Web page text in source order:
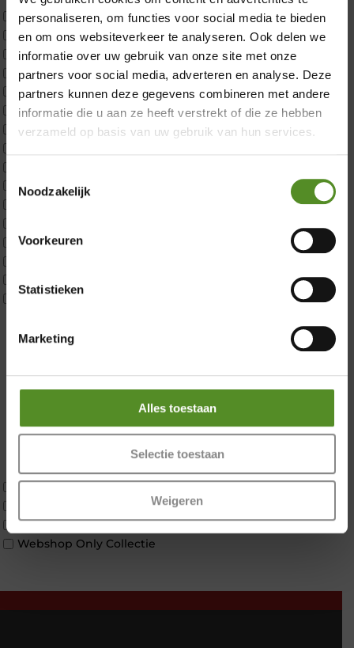
personaliseren, om functies voor social media te bieden
en om ons websiteverkeer te analyseren. Ook delen we
informatie over uw gebruik van onze site met onze
partners voor social media, adverteren en analyse. Deze
partners kunnen deze gegevens combineren met andere
informatie die u aan ze heeft verstrekt of die ze hebben
verzameld op basis van uw gebruik van hun services.
Toestemmingsselectie
Noodzakelijk
Voorkeuren
Statistieken
Marketing
Alles toestaan
Selectie toestaan
Weigeren
Uncategorized
2x p650 1pers
Custom
CustomBoxspring
ErkendMatras 1 Pers
ErkendMatras 2 Pers
ErkendMatras twijfelaar product
p350 1 Pers
P650 1 pers
Toppers
1 persoon
2 personen split
Twijfelaar
Koudschuim
Tweepersoons 1 kern
Tweepersoons 1 kern product
Tweepersoons 2 kernen
Webshop Only Collectie
Donderdag 12:00 – 17:00
Zaterdag 12:00 – 17:00